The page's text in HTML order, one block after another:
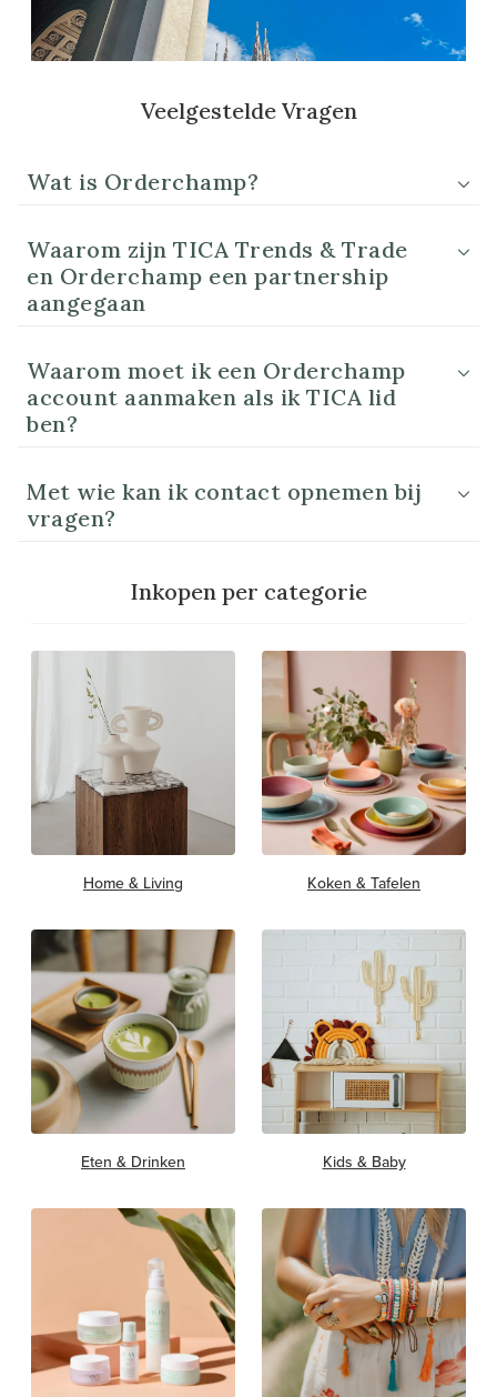
Veelgestelde Vragen
Wat is Orderchamp?
Waarom zijn TICA Trends & Trade
en Orderchamp een partnership
aangegaan
Waarom moet ik een Orderchamp
account aanmaken als ik TICA lid
ben?
Met wie kan ik contact opnemen bij
vragen?
Inkopen per categorie
Home & Living Koken & Tafelen
Eten & Drinken Kids & Baby